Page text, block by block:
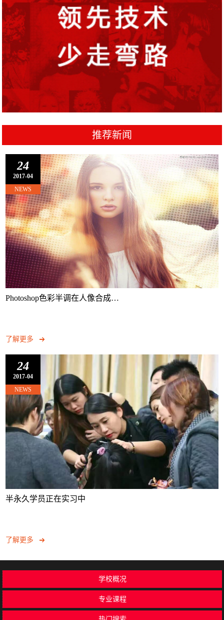
推荐新闻
24
2017-04
NEWS
Photoshop色彩半调在人像合成…
了解更多
24
2017-04
NEWS
半永久学员正在实习中
了解更多
学校概况
专业课程